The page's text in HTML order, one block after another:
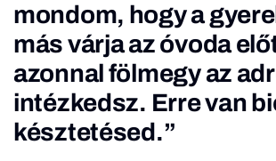
mondom, hogy a
más várja az óvoda
azonnal fölmegy az
intézkedsz. Erre van
késztetésed.”